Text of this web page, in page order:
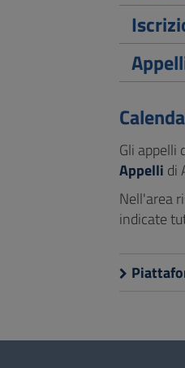
Gli appelli
Appelli di
Nell'area
indicate